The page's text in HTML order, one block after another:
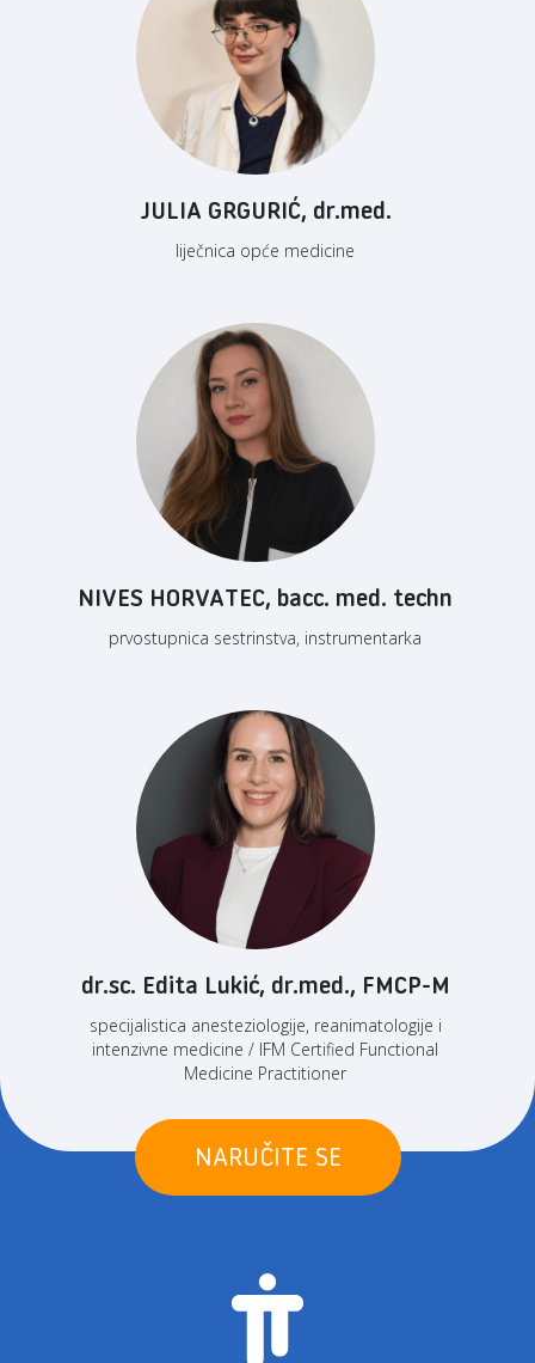
JULIA GRGURIĆ, dr.med.
liječnica opće medicine
NIVES HORVATEC, bacc. med. techn
prvostupnica sestrinstva, instrumentarka
dr.sc. Edita Lukić, dr.med., FMCP-M
specijalistica anesteziologije, reanimatologije i
intenzivne medicine / IFM Certified Functional
Medicine Practitioner
NARUČITE SE